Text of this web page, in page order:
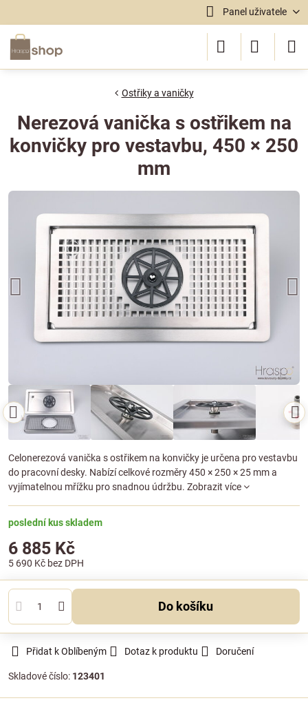
Panel uživatele
Ostřiky a vaničky
Nerezová vanička s ostřikem na
konvičky pro vestavbu, 450 × 250
mm
Celonerezová vanička s ostřikem na konvičky je určena pro vestavbu
do pracovní desky. Nabízí celkové rozměry 450 × 250 × 25 mm a
vyjímatelnou mřížku pro snadnou údržbu. Zobrazit více
poslední kus skladem
6 885 Kč
5 690 Kč bez DPH
Do košíku
Přidat k Oblíbeným Dotaz k produktu Doručení
Skladové číslo: 123401